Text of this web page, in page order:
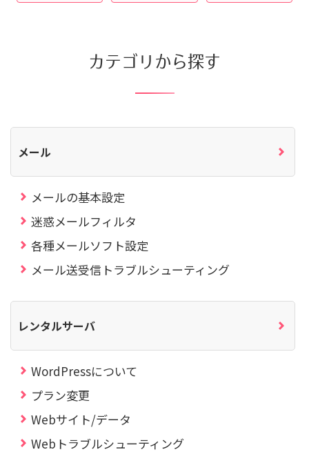
カテゴリから探す
メール
メールの基本設定
迷惑メールフィルタ
各種メールソフト設定
メール送受信トラブルシューティング
レンタルサーバ
WordPressについて
プラン変更
Webサイト/データ
Webトラブルシューティング